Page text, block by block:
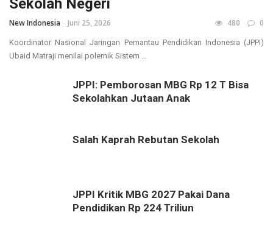
Sekolah Negeri
New Indonesia Juni 25, 2026 480 0
Koordinator Nasional Jaringan Pemantau Pendidikan Indonesia (JPPI)
Ubaid Matraji menilai polemik Sistem ...
JPPI: Pemborosan MBG Rp 12 T Bisa
Sekolahkan Jutaan Anak
Salah Kaprah Rebutan Sekolah
JPPI Kritik MBG 2027 Pakai Dana
Pendidikan Rp 224 Triliun